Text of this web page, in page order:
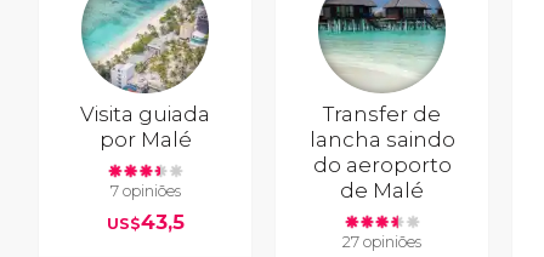
Visita guiada
por Malé
7 opiniões
US$43,5
Transfer de
lancha saindo
do aeroporto
de Malé
27 opiniões